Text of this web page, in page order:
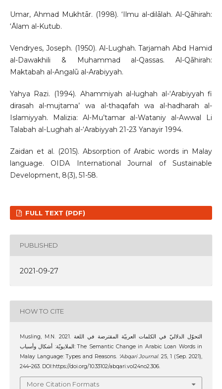
Umar, Ahmad Mukhtār. (1998). ‘Ilmu al-dilālah. Al-Qāhirah:
‘Ālam al-Kutub.
Vendryes, Joseph. (1950). Al-Lughah. Tarjamah Abd Hamid
al-Dawakhili & Muhammad al-Qassas. Al-Qāhirah:
Maktabah al-Angalū al-Arabiyyah.
Yahya Razi. (1994). Ahammiyah al-lughah al-‘Arabiyyah fi
dirasah al-mujtama’ wa al-thaqafah wa al-hadharah al-
Islamiyyah. Malizia: Al-Mu’tamar al-Wataniy al-Awwal Li
Talabah al-Lughah al-‘Arabiyyah 21-23 Yanayir 1994.
Zaidan et al. (2015). Absorption of Arabic words in Malay
language. OIDA International Journal of Sustainable
Development, 8(3), 51-58.
FULL TEXT (PDF)
PUBLISHED
2021-09-27
HOW TO CITE
Musling, M.N. 2021. التحوّل الدلاليّ في الكلمات العربيّة المقترضة في اللغة
الملايويّة: أشكال وأسباب: The Semantic Change in Arabic Loan Words in
Malay Language: Types and Reasons. ‘Abqari Journal. 25, 1 (Sep. 2021),
244–263. DOI:https://doi.org/10.33102/abqari.vol24no2.306.
More Citation Formats